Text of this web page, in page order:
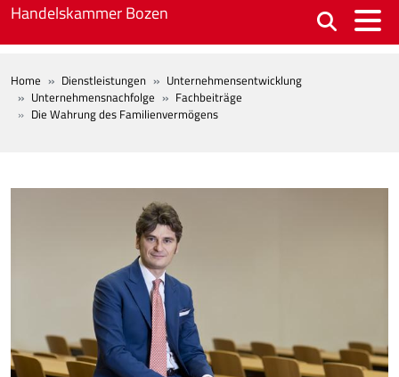
Skip to main content
Handelskammer Bozen
BREADCRUMB
Home Dienstleistungen
Unternehmensentwicklung
Unternehmensnachfolge
Fachbeiträge
Die Wahrung des Familienvermögens